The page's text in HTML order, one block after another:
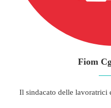
Fiom
Il sindacato delle lavoratrici